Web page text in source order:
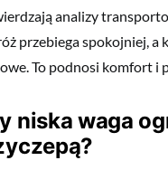
analizy
przebiega spokojniej, a
To podnosi komfort i
niska waga